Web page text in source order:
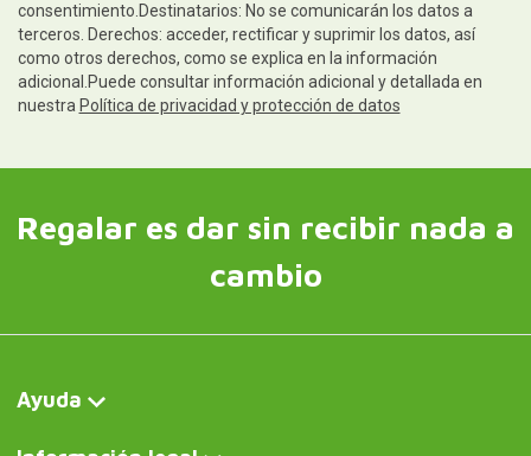
consentimiento.Destinatarios: No se comunicarán los datos a
terceros. Derechos: acceder, rectificar y suprimir los datos, así
como otros derechos, como se explica en la información
adicional.Puede consultar información adicional y detallada en
nuestra Política de privacidad y protección de datos
Regalar es dar sin recibir nada a
cambio
Ayuda